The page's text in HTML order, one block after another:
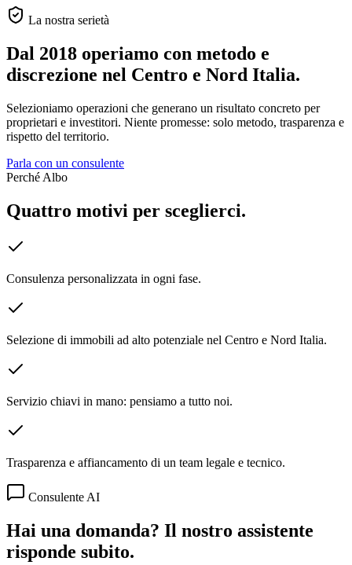
La nostra serietà
Dal 2018 operiamo con metodo e
discrezione nel Centro e Nord Italia.
Selezioniamo operazioni che generano un risultato concreto per
proprietari e investitori. Niente promesse: solo metodo, trasparenza e
rispetto del territorio.
Parla con un consulente
Perché Albo
Quattro motivi per sceglierci.
Consulenza personalizzata in ogni fase.
Selezione di immobili ad alto potenziale nel Centro e Nord Italia.
Servizio chiavi in mano: pensiamo a tutto noi.
Trasparenza e affiancamento di un team legale e tecnico.
Consulente AI
Hai una domanda? Il nostro assistente
risponde subito.